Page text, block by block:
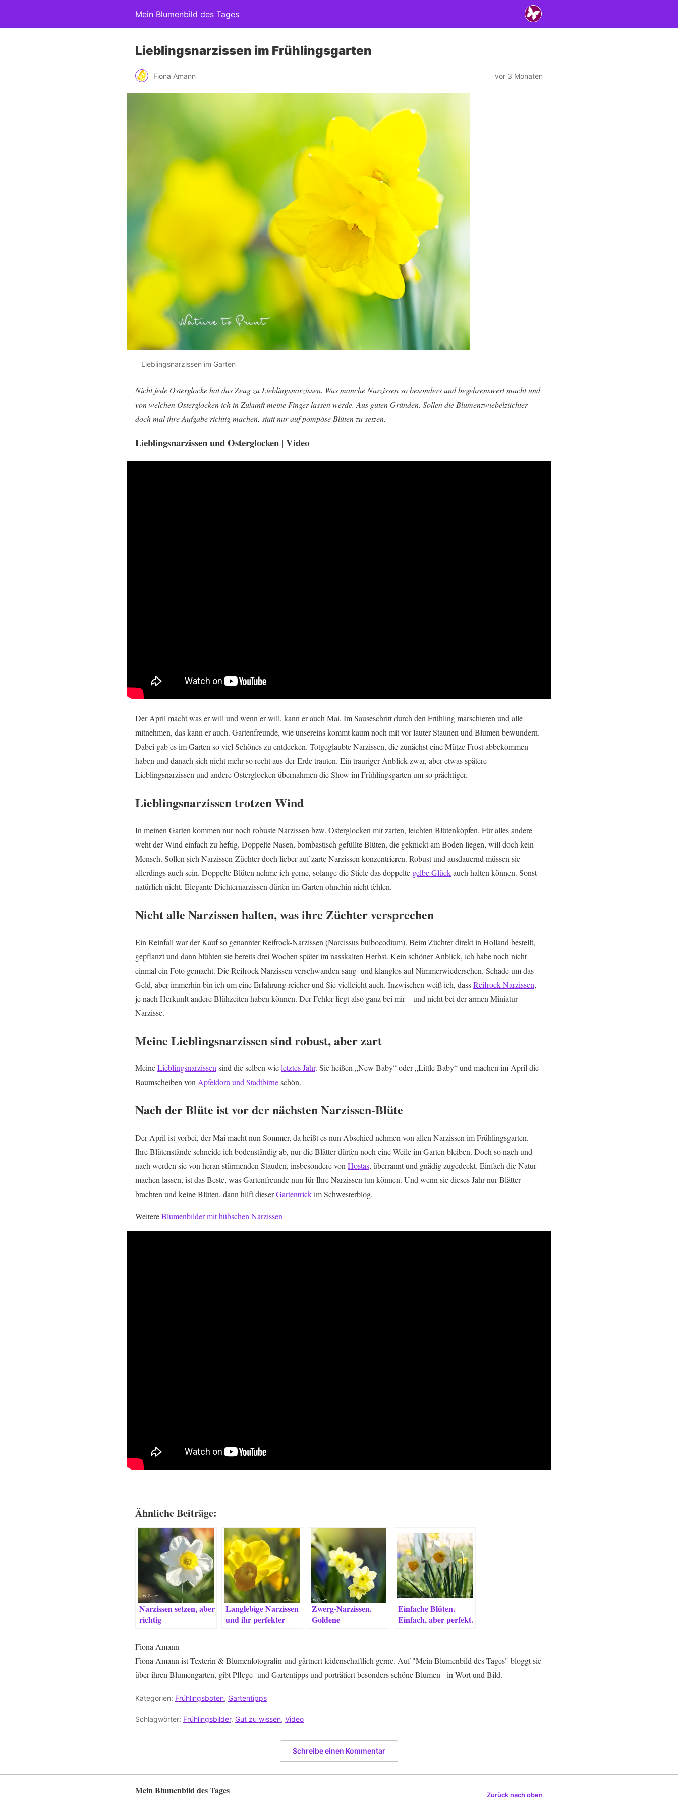
Mein Blumenbild des Tages
Lieblingsnarzissen im Frühlingsgarten
Fiona Amann vor 3 Monaten
Lieblingsnarzissen im Garten
Nicht jede Osterglocke hat das Zeug zu Lieblingsnarzissen. Was manche Narzissen so besonders und begehrenswert macht und
von welchen Osterglocken ich in Zukunft meine Finger lassen werde. Aus guten Gründen. Sollen die Blumenzwiebelzüchter
doch mal ihre Aufgabe richtig machen, statt nur auf pompöse Blüten zu setzen.
Lieblingsnarzissen und Osterglocken | Video
Der April macht was er will und wenn er will, kann er auch Mai. Im Sauseschritt durch den Frühling marschieren und alle
mitnehmen, das kann er auch. Gartenfreunde, wie unsereins kommt kaum noch mit vor lauter Staunen und Blumen bewundern.
Dabei gab es im Garten so viel Schönes zu entdecken. Totgeglaubte Narzissen, die zunächst eine Mütze Frost abbekommen
haben und danach sich nicht mehr so recht aus der Erde trauten. Ein trauriger Anblick zwar, aber etwas spätere
Lieblingsnarzissen und andere Osterglocken übernahmen die Show im Frühlingsgarten um so prächtiger.
Lieblingsnarzissen trotzen Wind
In meinen Garten kommen nur noch robuste Narzissen bzw. Osterglocken mit zarten, leichten Blütenköpfen. Für alles andere
weht der Wind einfach zu heftig. Doppelte Nasen, bombastisch gefüllte Blüten, die geknickt am Boden liegen, will doch kein
Mensch. Sollen sich Narzissen-Züchter doch lieber auf zarte Narzissen konzentrieren. Robust und ausdauernd müssen sie
allerdings auch sein. Doppelte Blüten nehme ich gerne, solange die Stiele das doppelte gelbe Glückauch halten können. Sonst
natürlich nicht. Elegante Dichternarzissen dürfen im Garten ohnehin nicht fehlen.
Nicht alle Narzissen halten, was ihre Züchter versprechen
Ein Reinfall war der Kauf so genannter Reifrock-Narzissen (Narcissus bulbocodium). Beim Züchter direkt in Holland bestellt,
gepflanzt und dann blühten sie bereits drei Wochen später im nasskalten Herbst. Kein schöner Anblick, ich habe noch nicht
einmal ein Foto gemacht. Die Reifrock-Narzissen verschwanden sang- und klanglos auf Nimmerwiedersehen. Schade um das
Geld, aber immerhin bin ich um eine Erfahrung reicher und Sie vielleicht auch. Inzwischen weiß ich, dassReifrock-Narzissen,
je nach Herkunft andere Blühzeiten haben können. Der Fehler liegt also ganz bei mir – und nicht bei der armen Miniatur-
Narzisse.
Meine Lieblingsnarzissen sind robust, aber zart
MeineLieblingsnarzissensind die selben wieletztes Jahr. Sie heißen „New Baby“ oder „Little Baby“ und machen im April die
Baumscheiben vonApfeldorn und Stadtbirneschön.
Nach der Blüte ist vor der nächsten Narzissen-Blüte
Der April ist vorbei, der Mai macht nun Sommer, da heißt es nun Abschied nehmen von allen Narzissen im Frühlingsgarten.
Ihre Blütenstände schneide ich bodenständig ab, nur die Blätter dürfen noch eine Weile im Garten bleiben. Doch so nach und
nach werden sie von heran stürmenden Stauden, insbesondere vonHostas, überrannt und gnädig zugedeckt. Einfach die Natur
machen lassen, ist das Beste, was Gartenfreunde nun für Ihre Narzissen tun können. Und wenn sie dieses Jahr nur Blätter
brachten und keine Blüten, dann hilft dieserGartentrickim Schwesterblog.
WeitereBlumenbilder mit hübschen Narzissen
Ähnliche Beiträge:
Narzissen setzen, aber
richtig
Langlebige Narzissen
und ihr perfekter
Zwerg-Narzissen.
Goldene
Einfache Blüten.
Einfach, aber perfekt.
Fiona Amann
Fiona Amann ist Texterin & Blumenfotografin und gärtnert leidenschaftlich gerne. Auf "Mein Blumenbild des Tages" bloggt sie
über ihren Blumengarten, gibt Pflege- und Gartentipps und porträtiert besonders schöne Blumen - in Wort und Bild.
Kategorien: Frühlingsboten, Gartentipps
Schlagwörter: Frühlingsbilder, Gut zu wissen, Video
Schreibe einen Kommentar
Mein Blumenbild des Tages Zurück nach oben